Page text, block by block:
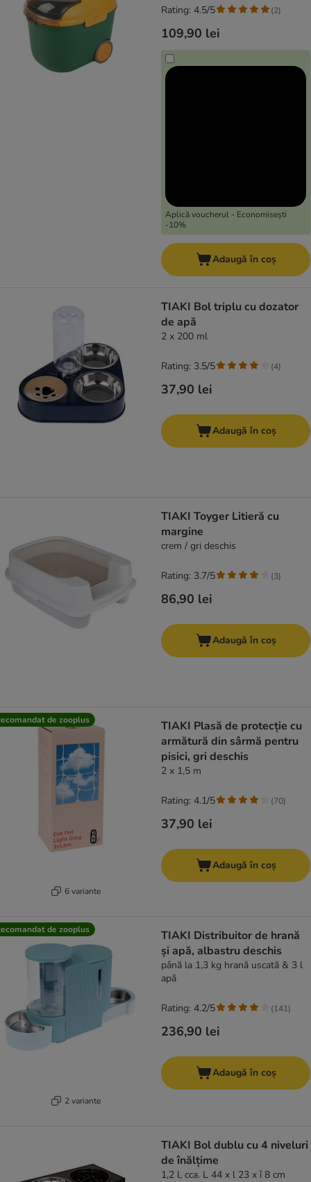
109,90 lei
Aplică voucherul - Economisești
-10%
Rating: 4.5/5 (2)
Adaugă în coș
TIAKI Bol triplu cu dozator
de apă
2 x 200 ml
37,90 lei
Rating: 3.5/5 (4)
Adaugă în coș
TIAKI Toyger Litieră cu
margine
crem / gri deschis
86,90 lei
Rating: 3.7/5 (3)
Adaugă în coș
de zooplus
6 variante
TIAKI Plasă de protecție cu
armătură din sârmă pentru
pisici, gri deschis
2 x 1,5 m
37,90 lei
Rating: 4.1/5 (70)
Adaugă în coș
de zooplus
2 variante
TIAKI Distribuitor de hrană
și apă, albastru deschis
până la 1,3 kg hrană uscată & 3 l
apă
236,90 lei
Rating: 4.2/5 (141)
Adaugă în coș
TIAKI Bol dublu cu 4 niveluri
de înălțime
1,2 l, cca. L 44 x l 23 x î 8 cm